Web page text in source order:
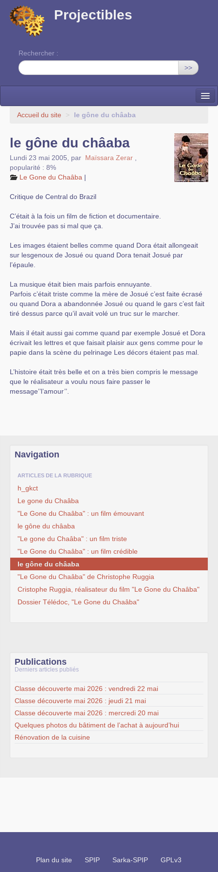
Projectibles
Rechercher :
>>
La ruche
Cinéma
EDITO
Accueil du site > le gône du châaba
le gône du châaba
Lundi 23 mai 2005 par Maïssara Zerar
popularité : 8%
Le Gone du Chaâba |
Critique de Central do Brazil
C’était à la fois un film de fiction et documentaire.
J’ai trouvée pas si mal que ça.
Les images étaient belles comme quand Dora était allongeait
sur lesgenoux de Josué ou quand Dora tenait Josué par
l’épaule.
La musique était bien mais parfois ennuyante.
Parfois c’était triste comme la mère de Josué c’est faite écrasé
ou quand Dora a abandonnée Josué ou quand le gars c’est fait
tiré dessus parce qu’il avait volé un truc sur le marcher.
Mais il était aussi gai comme quand par exemple Josué et Dora
écrivait les lettres et que faisait plaisir aux gens comme pour le
papie dans la scène du pelrinage Les décors étaient pas mal.
L’histoire était très belle et on a très bien compris le message
que le réalisateur a voulu nous faire passer le
message’’l’amour’’.
Navigation
ARTICLES DE LA RUBRIQUE
h_gkct
Le gone du Chaâba
"Le Gone du Chaâba" : un film émouvant
le gône du châaba
"Le gone du Chaâba" : un film triste
"Le Gone du Chaâba" : un film crédible
le gône du châaba
"Le Gone du Chaâba" de Christophe Ruggia
Cristophe Ruggia, réalisateur du film "Le Gone du Chaâba"
Dossier Télédoc, "Le Gone du Chaâba"
Publications
Derniers articles publiés
Classe découverte mai 2026 : vendredi 22 mai
Classe découverte mai 2026 : jeudi 21 mai
Classe découverte mai 2026 : mercredi 20 mai
Quelques photos du bâtiment de l’achat à aujourd’hui
Rénovation de la cuisine
Plan du site SPIP Sarka-SPIP GPLv3